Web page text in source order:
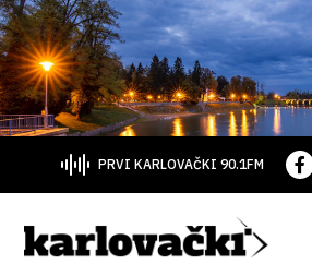
PRVI KARLOVAČKI 90.1FM